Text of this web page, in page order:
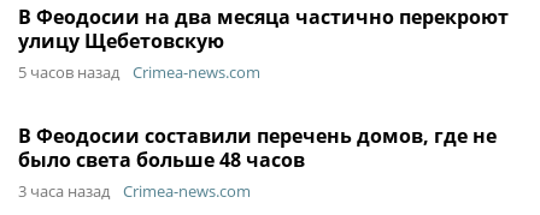
В Феодосии на два месяца частично перекроют
улицу Щебетовскую
5 часов назад Crimea-news.com
В Феодосии составили перечень домов, где не
было света больше 48 часов
3 часа назад Crimea-news.com